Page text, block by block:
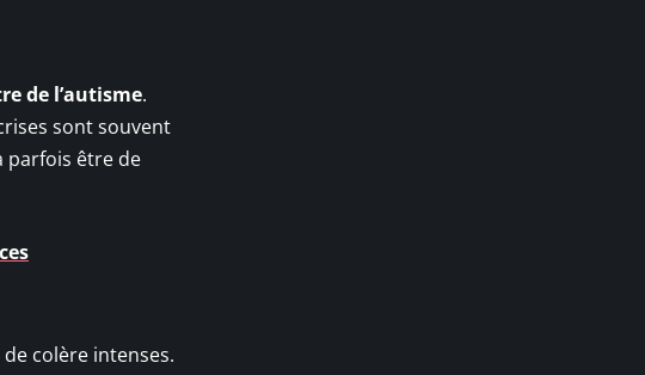
de l’autisme.
sont souvent
parfois être de
colère intenses.